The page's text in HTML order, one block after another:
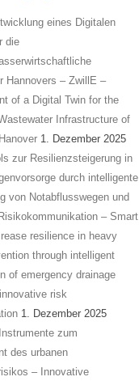
eines Digitalen
die
Hannovers – ZwillE –
of a Digital Twin for the
Infrastructure of
1. Dezember 2025
zur Resilienzsteigerung in
durch intelligente
von Notabflusswegen und
– Smart
resilience in heavy
through intelligent
of emergency drainage
risk
1. Dezember 2025
zum
des urbanen
– Innovative